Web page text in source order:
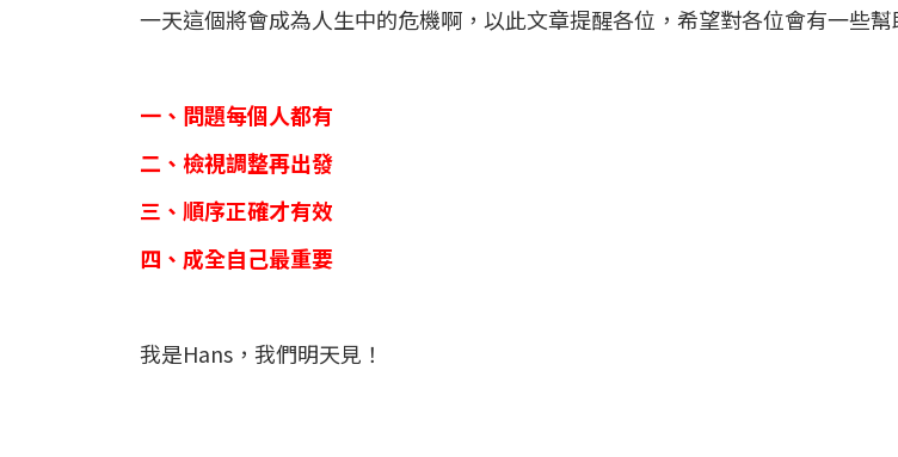
一天這個將會成為人生中的危機啊，以此文章提醒各位，希望對各位會有一些幫
一、問題每個人都有
二、檢視調整再出發
三、順序正確才有效
四、成全自己最重要
我是Hans，我們明天見！